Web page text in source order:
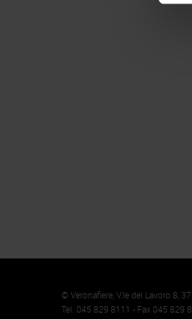
Memento
© Veronafiere, V.le del Lavoro 8,
Tel. 045 829 8111 - Fax 045 829